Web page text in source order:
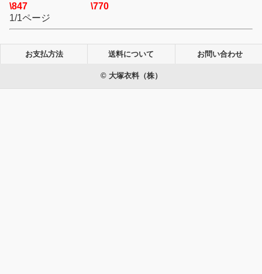
\847
\770
1/1ページ
お支払方法 送料について お問い合わせ
© 大塚衣料（株）